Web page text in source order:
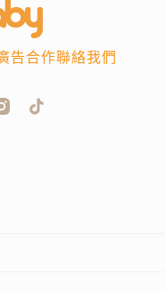
告合作聯絡我們